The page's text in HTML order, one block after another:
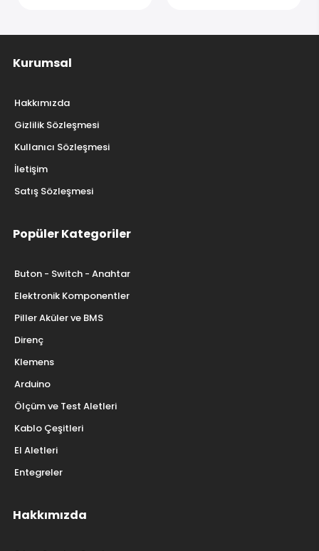
Kurumsal
Hakkımızda
Gizlilik Sözleşmesi
Kullanıcı Sözleşmesi
İletişim
Satış Sözleşmesi
Popüler Kategoriler
Buton - Switch - Anahtar
Elektronik Komponentler
Piller Aküler ve BMS
Direnç
Klemens
Arduino
Ölçüm ve Test Aletleri
Kablo Çeşitleri
El Aletleri
Entegreler
Hakkımızda